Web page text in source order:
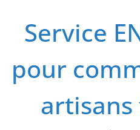
contenuService
pour